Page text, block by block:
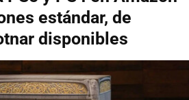
estándar, de
disponibles